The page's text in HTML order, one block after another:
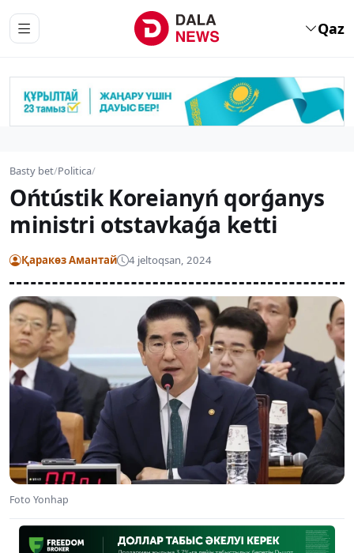
Qaz
Basty bet/Politica/
Ońtústik Koreianyń qorǵanys
ministri otstavkaǵa ketti
Қаракөз Амантай 4 jeltoqsan, 2024
Foto Yonhap